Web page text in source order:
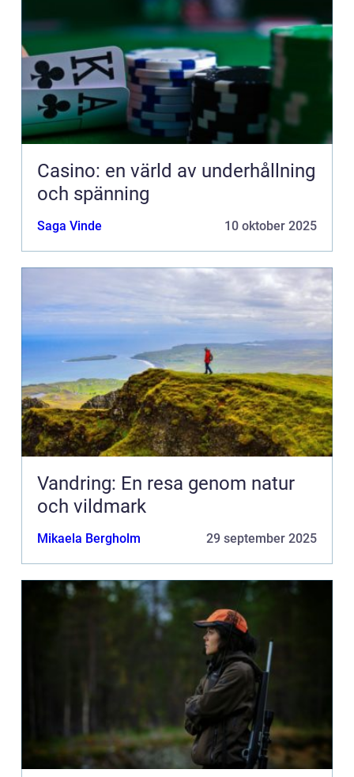
Casino: en värld av underhållning
och spänning
Saga Vinde 10 oktober 2025
Vandring: En resa genom natur
och vildmark
Mikaela Bergholm 29 september 2025